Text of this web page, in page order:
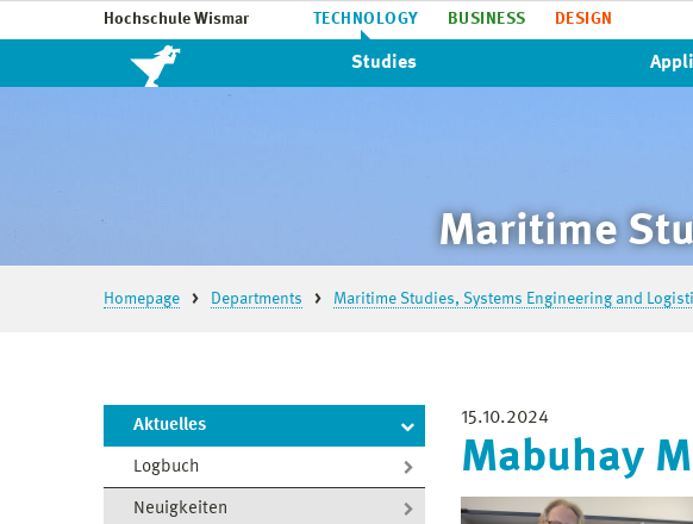
Hochschule Wismar TECHNOLOGY BUSINESS DESIGN
Studies
Maritime
Homepage Departments Maritime Studies, Systems Engineering and
Aktuelles
Logbuch
Neuigkeiten
15.10.2024
Mabuhay